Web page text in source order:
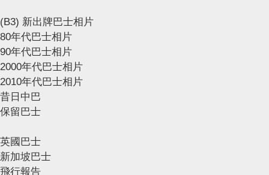
(B3) 新出牌巴士相片
80年代巴士相片
90年代巴士相片
2000年代巴士相片
2010年代巴士相片
昔日中巴
保留巴士
英國巴士
新加坡巴士
飛行報告